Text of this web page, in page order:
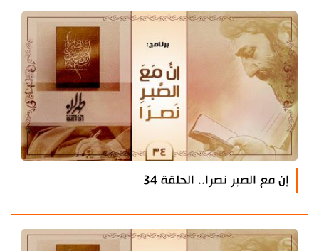
إن مع الصبر نصرا.. الحلقة 34